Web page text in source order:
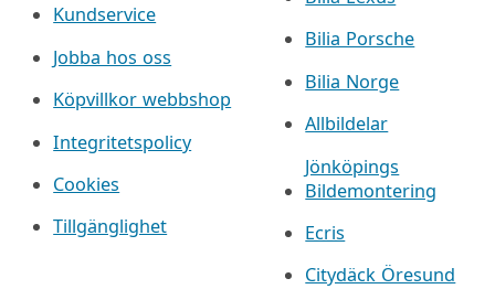
Kundservice
Jobba hos oss
Köpvillkor webbshop
Integritetspolicy
Cookies
Tillgänglighet
Bilia Porsche
Bilia Norge
Allbildelar
Jönköpings
Bildemontering
Ecris
Citydäck Öresund